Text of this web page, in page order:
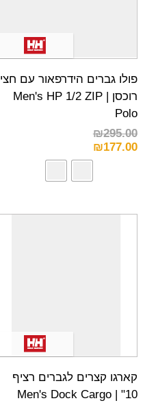
פולו גברים הידרפאור עם חצי
רוכסן | Men's HP 1/2 ZIP
Polo
₪295.00
₪177.00
קארגו קצרים לגברים רציף
10" | Men's Dock Cargo